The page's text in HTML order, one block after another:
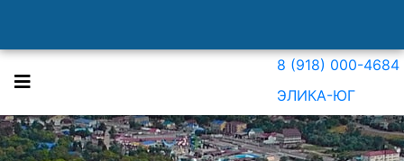
8 (918) 000-4684
ЭЛИКА-ЮГ